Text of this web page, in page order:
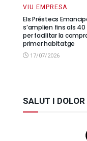
VIU EMPRESA
Els Préstecs
s’amplien fins als 40
per facilitar la
primer habitatge
17/07/2026
SALUT I DOLOR